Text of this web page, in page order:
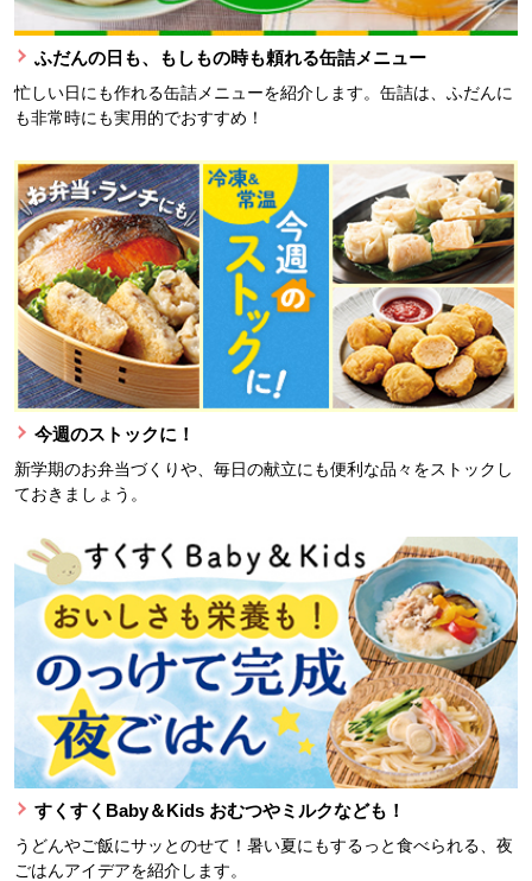
ふだんの日も、もしもの時も頼れる缶詰メニュー
忙しい日にも作れる缶詰メニューを紹介します。缶詰は、ふだんに
も非常時にも実用的でおすすめ！
今週のストックに！
新学期のお弁当づくりや、毎日の献立にも便利な品々をストックし
ておきましょう。
すくすくBaby＆Kids おむつやミルクなども！
うどんやご飯にサッとのせて！暑い夏にもするっと食べられる、夜
ごはんアイデアを紹介します。